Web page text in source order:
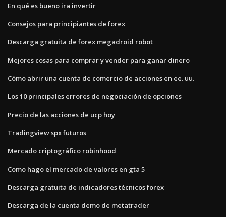
En qué es bueno ira invertir
Consejos para principiantes de forex
Descarga gratuita de forex megadroid robot
Mejores cosas para comprar y vender para ganar dinero
Cómo abrir una cuenta de comercio de acciones en ee. uu.
Los 10 principales errores de negociación de opciones
Precio de las acciones de ucp hoy
Tradingview spx futuros
Mercado criptográfico robinhood
Como hago el mercado de valores en gta 5
Descarga gratuita de indicadores técnicos forex
Descarga de la cuenta demo de metatrader